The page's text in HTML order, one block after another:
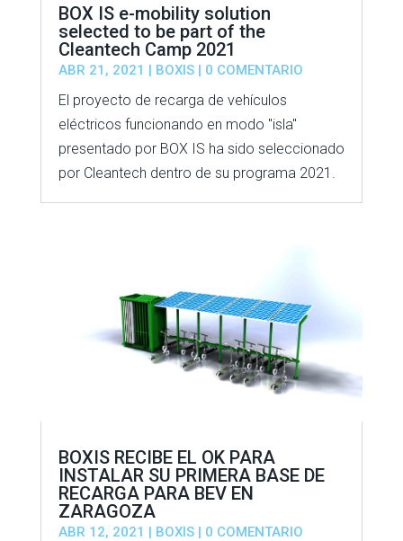
BOX IS e-mobility solution
selected to be part of the
Cleantech Camp 2021
ABR 21, 2021 | BOXIS| 0 COMENTARIO
El proyecto de recarga de vehículos
eléctricos funcionando en modo "isla"
presentado por BOX IS ha sido seleccionado
por Cleantech dentro de su programa 2021.
BOXIS RECIBE EL OK PARA
INSTALAR SU PRIMERA BASE DE
RECARGA PARA BEV EN
ZARAGOZA
ABR 12, 2021 | BOXIS| 0 COMENTARIO